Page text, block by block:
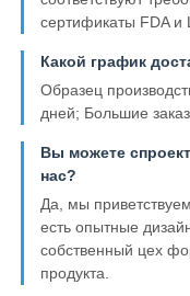
сертификаты FDA и
Какой график
Образец
дней; Большие
Вы можете
нас?
Да, мы
есть опытные
собственный цех
продукта.